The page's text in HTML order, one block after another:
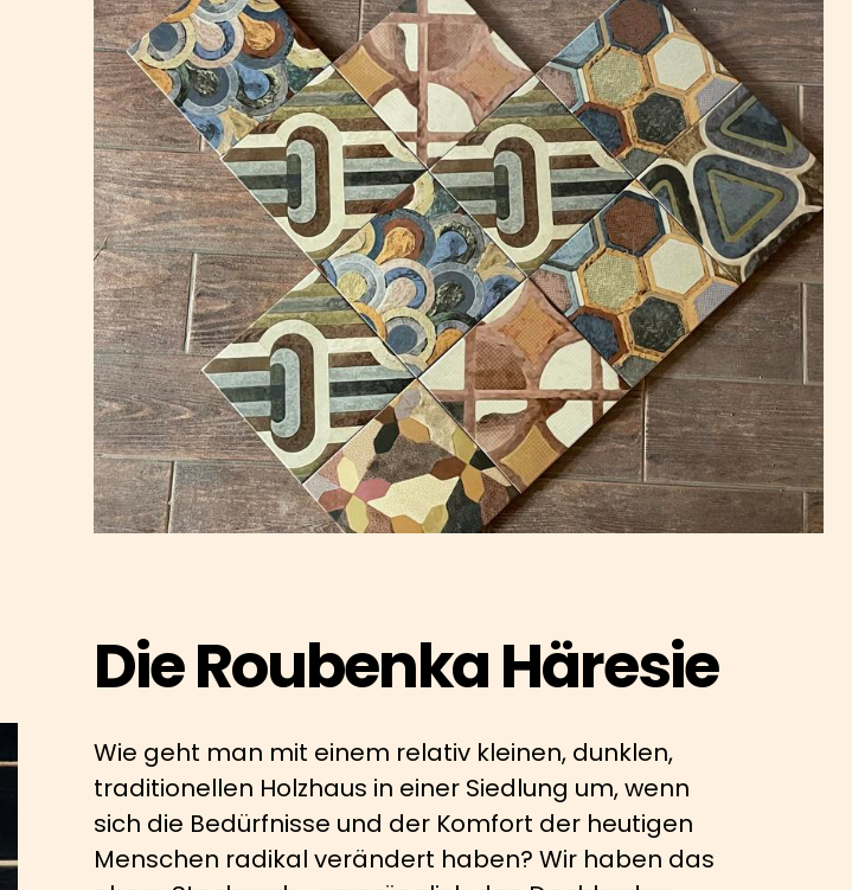
Die Roubenka Häresie
Wie geht man mit einem relativ kleinen, dunklen,
traditionellen Holzhaus in einer Siedlung um, wenn
sich die Bedürfnisse und der Komfort der heutigen
Menschen radikal verändert haben? Wir haben das